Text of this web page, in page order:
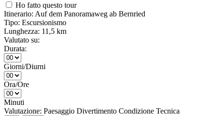
Ho fatto questo tour
Itinerario: Auf dem Panoramaweg ab Bernried
Tipo: Escursionismo
Lunghezza: 11,5 km
Valutato su:
Durata:
Giorni/Diurni
Ora/Ore
Minuti
Valutazione: Paesaggio Divertimento Condizione Tecnica